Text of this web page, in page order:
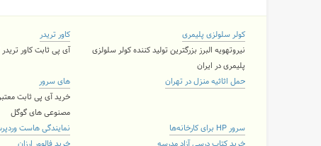
کولر سلولزی پلیمری
نیروتهویه البرز بزرگترین تولید کننده کولر سلولزی
پلیمری در ایران
کاور تریدر
آی پی ثابت کاور تریدر ۲ کاربره و نامحدود با 11 لوکیشن
حمل اثاثیه منزل در تهران
های سرور
خرید آی پی ثابت
مصنوعی های گوگل
سرور HP برای کارخانه‌ها نمایندگی هاست